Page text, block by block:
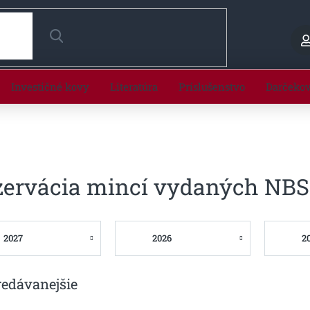
HĽADAŤ
Investičné kovy Literatúra Príslušenstvo
mincí vydaných NBS
2027 2026